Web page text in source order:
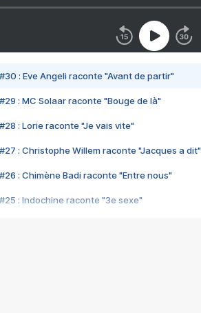
#30 : Eve Angeli raconte "Avant de partir"
#29 : MC Solaar raconte "Bouge de là"
#28 : Lorie raconte "Je vais vite"
#27 : Christophe Willem raconte "Jacques a dit"
#26 : Chimène Badi raconte "Entre nous"
#25 : Indochine raconte "3e sexe"